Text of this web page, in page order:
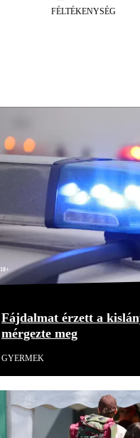
FÉLTÉKENYSÉG
18+
Fájdalmat érzett a
mérgezte meg
GYERMEK